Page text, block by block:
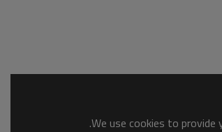
We use cookies to